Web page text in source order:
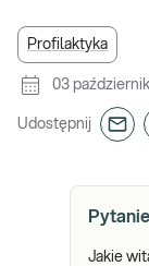
Profilaktyka
03
Udostępnij
Pytanie
Jakie